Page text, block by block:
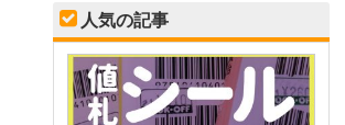
人気の記事